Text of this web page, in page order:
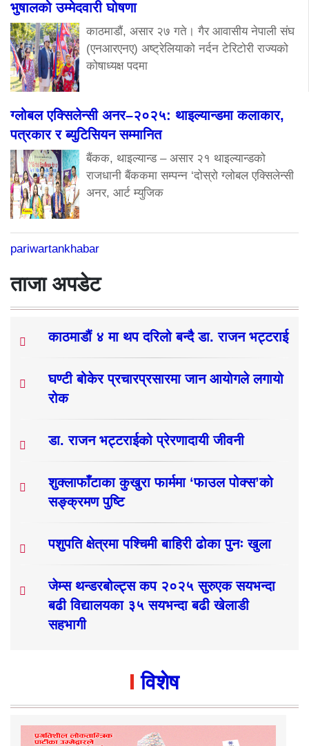
भुषालको उम्मेदवारी घोषणा
काठमाडौं, असार २७ गते। गैर आवासीय नेपाली संघ
(एनआरएनए) अष्ट्रेलियाको नर्दन टेरिटोरी राज्यको
कोषाध्यक्ष पदमा
ग्लोबल एक्सिलेन्सी अनर–२०२५: थाइल्यान्डमा कलाकार,
पत्रकार र ब्युटिसियन सम्मानित
बैंकक, थाइल्यान्ड – असार २१ थाइल्यान्डको
राजधानी बैंककमा सम्पन्न ‘दोस्रो ग्लोबल एक्सिलेन्सी
अनर, आर्ट म्युजिक
pariwartankhabar
ताजा अपडेट
काठमाडौं ४ मा थप दरिलो बन्दै डा. राजन भट्टराई
घण्टी बोकेर प्रचारप्रसारमा जान आयोगले लगायो
रोक
डा. राजन भट्टराईको प्रेरणादायी जीवनी
शुक्लाफाँटाका कुखुरा फार्ममा ‘फाउल पोक्स’को
सङ्क्रमण पुष्टि
पशुपति क्षेत्रमा पश्चिमी बाहिरी ढोका पुनः खुला
जेम्स थन्डरबोल्ट्स कप २०२५ सुरुएक सयभन्दा
बढी विद्यालयका ३५ सयभन्दा बढी खेलाडी
सहभागी
विशेष